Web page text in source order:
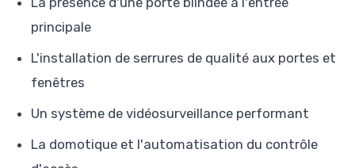
principale
L'installation de serrures de qualité aux portes et
fenêtres
Un système de vidéosurveillance performant
La domotique et l'automatisation du contrôle